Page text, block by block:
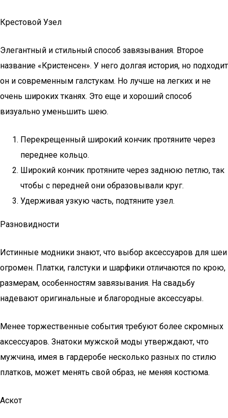
Крестовой Узел
Элегантный и стильный способ завязывания. Второе
название «Кристенсен». У него долгая история, но подходит
он и современным галстукам. Но лучше на легких и не
очень широких тканях. Это еще и хороший способ
визуально уменьшить шею.
Перекрещенный широкий кончик протяните через
переднее кольцо.
Широкий кончик протяните через заднюю петлю, так
чтобы с передней они образовывали круг.
Удерживая узкую часть, подтяните узел.
Разновидности
Истинные модники знают, что выбор аксессуаров для шеи
огромен. Платки, галстуки и шарфики отличаются по крою,
размерам, особенностям завязывания. На свадьбу
надевают оригинальные и благородные аксессуары.
Менее торжественные события требуют более скромных
аксессуаров. Знатоки мужской моды утверждают, что
мужчина, имея в гардеробе несколько разных по стилю
платков, может менять свой образ, не меняя костюма.
Аскот